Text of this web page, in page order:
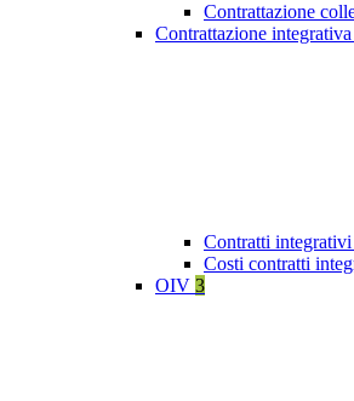
Contrattazione
Contrattazione integrativa
Contratti integrativi
Costi contratti
OIV 3